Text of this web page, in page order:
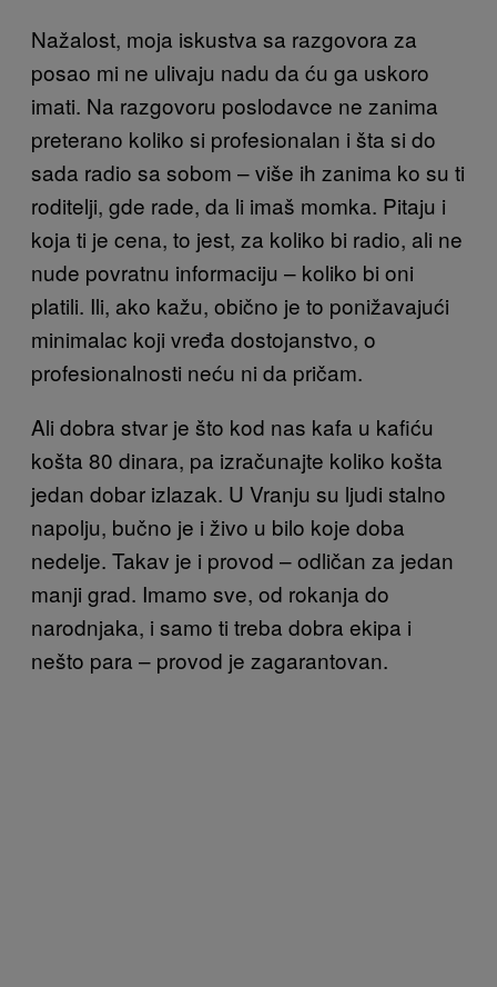
Nažalost, moja iskustva sa razgovora za
posao mi ne ulivaju nadu da ću ga uskoro
imati. Na razgovoru poslodavce ne zanima
preterano koliko si profesionalan i šta si do
sada radio sa sobom – više ih zanima ko su ti
roditelji, gde rade, da li imaš momka. Pitaju i
koja ti je cena, to jest, za koliko bi radio, ali ne
nude povratnu informaciju – koliko bi oni
platili. Ili, ako kažu, obično je to ponižavajući
minimalac koji vređa dostojanstvo, o
profesionalnosti neću ni da pričam.
Ali dobra stvar je što kod nas kafa u kafiću
košta 80 dinara, pa izračunajte koliko košta
jedan dobar izlazak. U Vranju su ljudi stalno
napolju, bučno je i živo u bilo koje doba
nedelje. Takav je i provod – odličan za jedan
manji grad. Imamo sve, od rokanja do
narodnjaka, i samo ti treba dobra ekipa i
nešto para – provod je zagarantovan.